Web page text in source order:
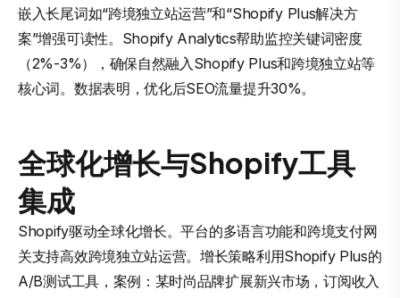
嵌入长尾词如“跨境独立站运营”和“Shopify Plus解决方
案”增强可读性。Shopify Analytics帮助监控关键词密度
（2%-3%），确保自然融入Shopify Plus和跨境独立站等
核心词。数据表明，优化后SEO流量提升30%。
全球化增长与Shopify工具
集成
Shopify驱动全球化增长。平台的多语言功能和跨境支付网
关支持高效跨境独立站运营。增长策略利用Shopify Plus的
A/B测试工具，案例：某时尚品牌扩展新兴市场，订阅收入